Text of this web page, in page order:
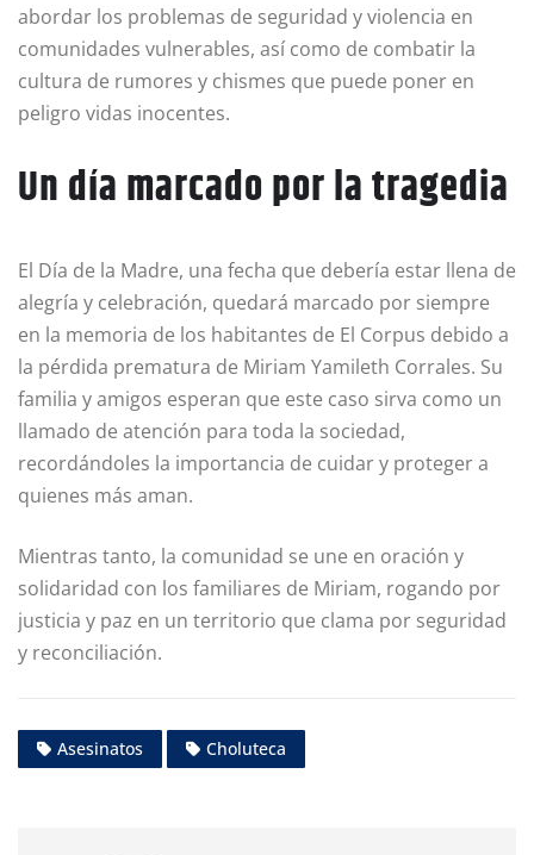
abordar los problemas de seguridad y violencia en
comunidades vulnerables, así como de combatir la
cultura de rumores y chismes que puede poner en
peligro vidas inocentes.
Un día marcado por la tragedia
El Día de la Madre, una fecha que debería estar llena de
alegría y celebración, quedará marcado por siempre
en la memoria de los habitantes de El Corpus debido a
la pérdida prematura de Miriam Yamileth Corrales. Su
familia y amigos esperan que este caso sirva como un
llamado de atención para toda la sociedad,
recordándoles la importancia de cuidar y proteger a
quienes más aman.
Mientras tanto, la comunidad se une en oración y
solidaridad con los familiares de Miriam, rogando por
justicia y paz en un territorio que clama por seguridad
y reconciliación.
Asesinatos Choluteca